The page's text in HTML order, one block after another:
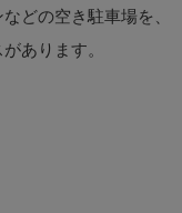
どの空き駐車場を、
あります。